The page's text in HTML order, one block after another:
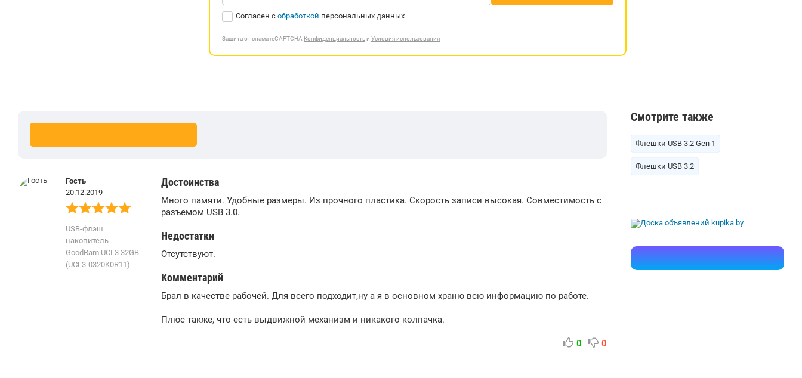
Согласен с обработкой персональных данных
Защита от спама reCAPTCHA Конфиденциальностьи Условия использования
Гость
20.12.2019
USB-флэш
накопитель
GoodRam UCL3 32GB
(UCL3-0320K0R11)
Достоинства
Много памяти. Удобные размеры. Из прочного пластика. Скорость записи высокая. Совместимость с
разъемом USB 3.0.
Недостатки
Отсутствуют.
Комментарий
Брал в качестве рабочей. Для всего подходит,ну а я в основном храню всю информацию по работе.
Плюс также, что есть выдвижной механизм и никакого колпачка.
0 0
Смотрите также
Флешки USB 3.2 Gen 1
Флешки USB 3.2